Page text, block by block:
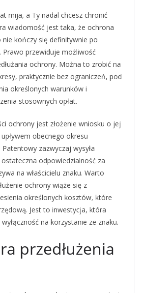
mija, a Ty nadal chcesz chronić
wiadomość jest taka, że ochrona
kończy się definitywnie po
Prawo przewiduje możliwość
ochrony. Można to zrobić na
praktycznie bez ograniczeń, pod
określonych warunków i
stosownych opłat.
ochrony jest złożenie wniosku o jej
obecnego okresu
zazwyczaj wysyła
odpowiedzialność za
na właścicielu znaku. Warto
ochrony wiąże się z
określonych kosztów, które
Jest to inwestycja, która
na korzystanie ze znaku.
przedłużenia